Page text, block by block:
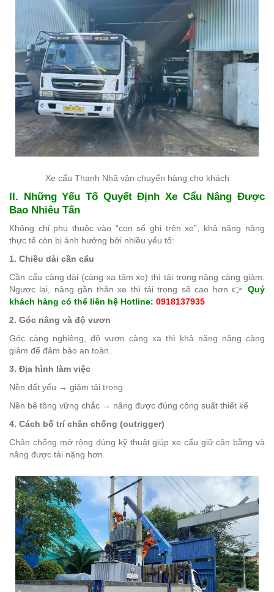
Xe cẩu Thanh Nhã vận chuyển hàng cho khách
II. Những Yếu Tố Quyết Định Xe Cẩu Nâng Được
Bao Nhiêu Tấn
Không chỉ phụ thuộc vào “con số ghi trên xe”, khả năng nâng
thực tế còn bị ảnh hưởng bởi nhiều yếu tố:
1. Chiều dài cần cẩu
Cần cẩu càng dài (càng xa tâm xe) thì tải trọng nâng càng giảm.
Ngược lại, nâng gần thân xe thì tải trọng sẽ cao hơn. 👉Quý
khách hàng có thể liên hệ Hotline: 0918137935
2. Góc nâng và độ vươn
Góc càng nghiêng, độ vươn càng xa thì khả năng nâng càng
giảm để đảm bảo an toàn.
3. Địa hình làm việc
Nền đất yếu → giảm tải trọng
Nền bê tông vững chắc → nâng được đúng công suất thiết kế
4. Cách bố trí chân chống (outrigger)
Chân chống mở rộng đúng kỹ thuật giúp xe cẩu giữ cân bằng và
nâng được tải nặng hơn.